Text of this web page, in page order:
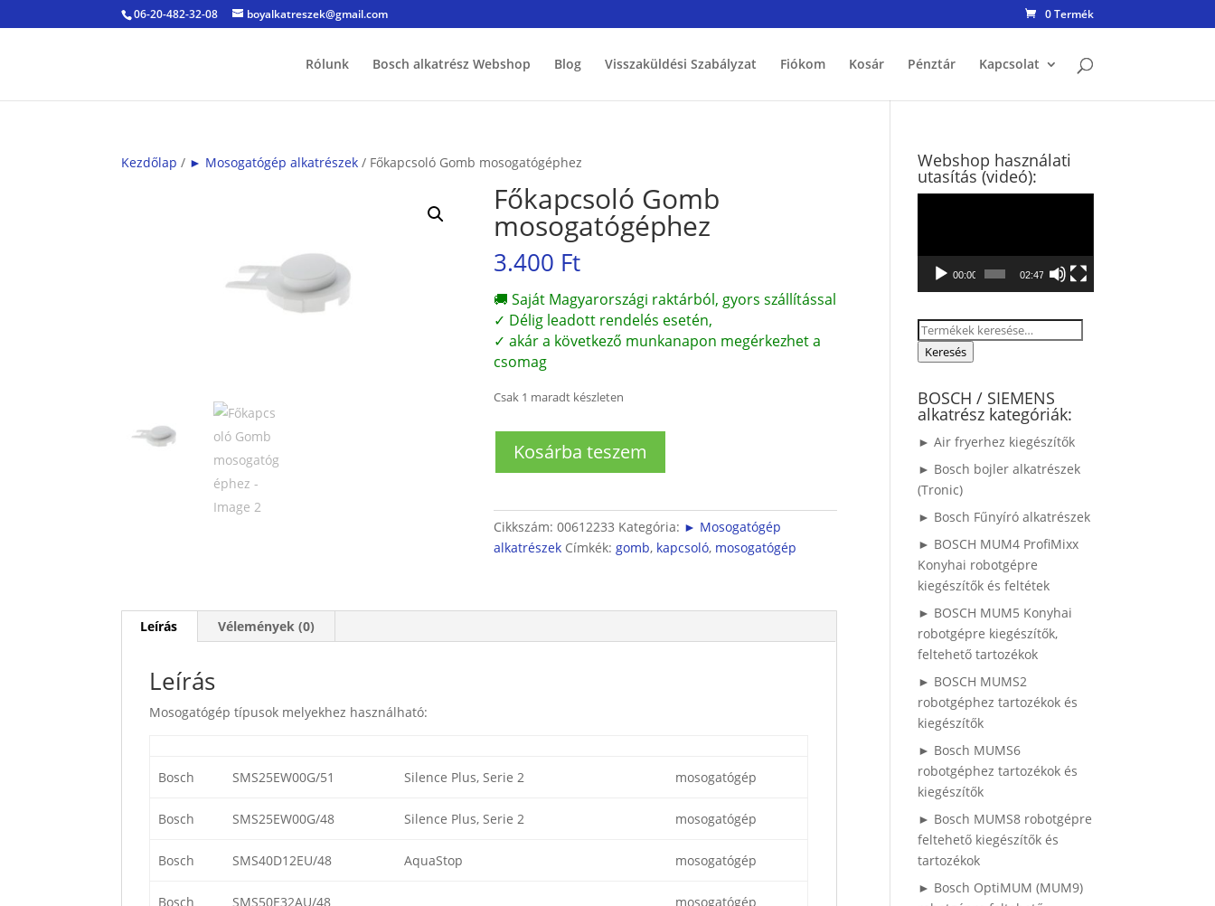
06-20-482-32-08 boyalkatreszek@gmail.com 0 Termék
Rólunk Bosch alkatrész Webshop Blog Visszaküldési Szabályzat Fiókom Kosár Pénztár Kapcsolat
Kezdőlap / ► Mosogatógép alkatrészek / Főkapcsoló Gomb mosogatógéphez
Főkapcsoló Gomb
mosogatógéphez
3.400 Ft
🚚 Saját Magyarországi raktárból, gyors szállítással
✓ Délig leadott rendelés esetén,
✓ akár a következő munkanapon megérkezhet a
csomag
Csak 1 maradt készleten
GombKosárba teszem
Cikkszám:00612233 Kategória: ► Mosogatógép
alkatrészek Címkék:gomb, kapcsoló, mosogatógép
Leírás Vélemények (0)
Leírás
Mosogatógép típusok melyekhez használható:
Bosch SMS25EW00G/51 Silence Plus, Serie 2 mosogatógép
Bosch SMS25EW00G/48 Silence Plus, Serie 2 mosogatógép
Bosch SMS40D12EU/48 AquaStop mosogatógép
Bosch SMS50E32AU/48 mosogatógép
Webshop használati
utasítás (videó):
00:00 02:47
Keresés
Keresés
BOSCH / SIEMENS
alkatrész kategóriák:
► Air fryerhez kiegészítők
► Bosch bojler alkatrészek
(Tronic)
► Bosch Fűnyíró alkatrészek
► BOSCH MUM4 ProfiMixx
Konyhai robotgépre
kiegészítők és feltétek
► BOSCH MUM5 Konyhai
robotgépre kiegészítők,
feltehető tartozékok
► BOSCH MUMS2
robotgéphez tartozékok és
kiegészítők
► Bosch MUMS6
robotgéphez tartozékok és
kiegészítők
► Bosch MUMS8 robotgépre
feltehető kiegészítők és
tartozékok
► Bosch OptiMUM (MUM9)